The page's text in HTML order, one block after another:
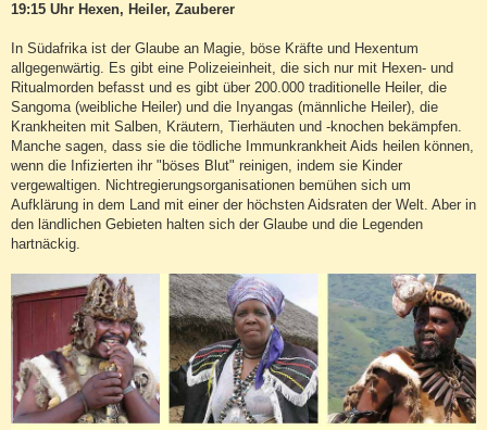
19:15 Uhr Hexen, Heiler, Zauberer
In Südafrika ist der Glaube an Magie, böse Kräfte und Hexentum
allgegenwärtig. Es gibt eine Polizeieinheit, die sich nur mit Hexen- und
Ritualmorden befasst und es gibt über 200.000 traditionelle Heiler, die
Sangoma (weibliche Heiler) und die Inyangas (männliche Heiler), die
Krankheiten mit Salben, Kräutern, Tierhäuten und -knochen bekämpfen.
Manche sagen, dass sie die tödliche Immunkrankheit Aids heilen können,
wenn die Infizierten ihr "böses Blut" reinigen, indem sie Kinder
vergewaltigen. Nichtregierungsorganisationen bemühen sich um
Aufklärung in dem Land mit einer der höchsten Aidsraten der Welt. Aber in
den ländlichen Gebieten halten sich der Glaube und die Legenden
hartnäckig.